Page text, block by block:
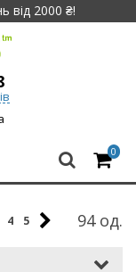
від 2000 ₴!
0
94 од.
4 5